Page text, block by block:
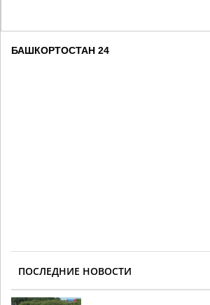
БАШКОРТОСТАН 24
ПОСЛЕДНИЕ НОВОСТИ